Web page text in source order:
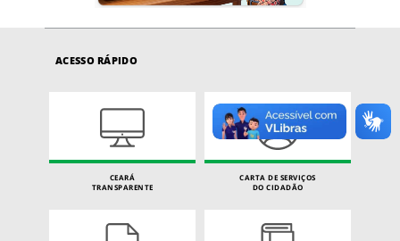
ACESSO RÁPIDO
CEARÁ
TRANSPARENTE
CARTA DE SERVIÇOS
DO CIDADÃO